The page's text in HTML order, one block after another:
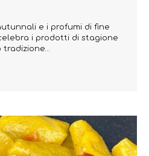
e i profumi di fine
i prodotti di stagione
tradizione…